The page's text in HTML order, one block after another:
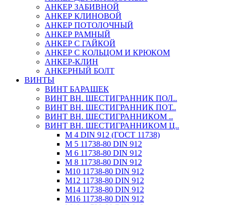
АНКЕР ЗАБИВНОЙ
АНКЕР КЛИНОВОЙ
АНКЕР ПОТОЛОЧНЫЙ
АНКЕР РАМНЫЙ
АНКЕР С ГАЙКОЙ
АНКЕР С КОЛЬЦОМ И КРЮКОМ
АНКЕР-КЛИН
АНКЕРНЫЙ БОЛТ
ВИНТЫ
ВИНТ БАРАШЕК
ВИНТ ВН. ШЕСТИГРАННИК ПОЛ..
ВИНТ ВН. ШЕСТИГРАННИК ПОТ..
ВИНТ ВН. ШЕСТИГРАННИКОМ ..
ВИНТ ВН. ШЕСТИГРАННИКОМ Ц..
М 4 DIN 912 (ГОСТ 11738)
М 5 11738-80 DIN 912
М 6 11738-80 DIN 912
М 8 11738-80 DIN 912
М10 11738-80 DIN 912
М12 11738-80 DIN 912
М14 11738-80 DIN 912
М16 11738-80 DIN 912